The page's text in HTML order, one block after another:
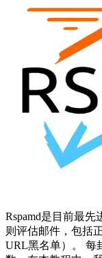
Rspamd是目前最
则评估邮件，包括
URL黑名单）。 每